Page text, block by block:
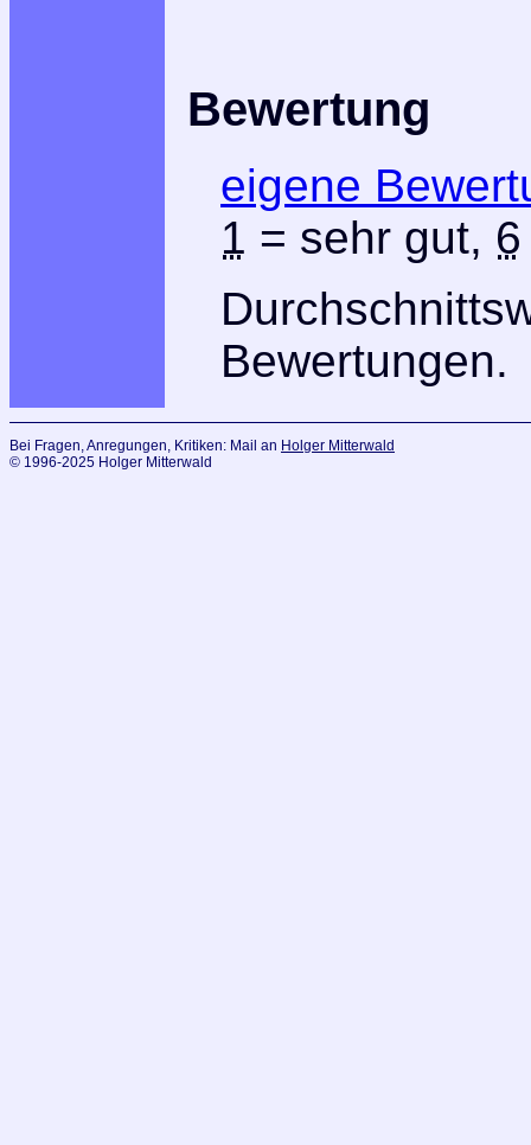
Bewertung
eigene
1 = sehr gut, 6
Bewertungen.
Bei Fragen, Anregungen, Kritiken: Mail an Holger Mitterwald
© 1996-2025 Holger Mitterwald